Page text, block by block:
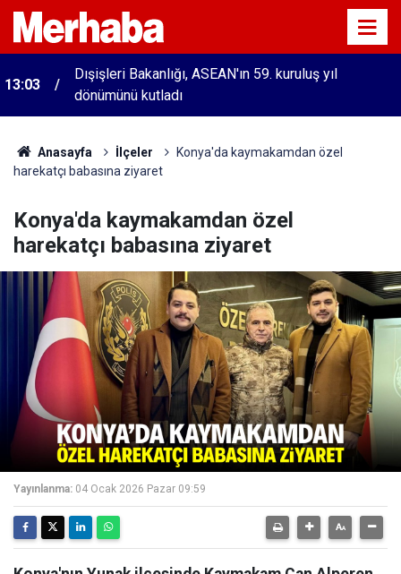
13:03
Dışişleri Bakanlığı, ASEAN'ın 59. kuruluş yıl
dönümünü kutladı
Anasayfa İlçeler
Konya'da kaymakamdan özel
harekatçı babasına ziyaret
Konya'da kaymakamdan özel
harekatçı babasına ziyaret
Yayınlanma: 04 Ocak 2026 Pazar 09:59